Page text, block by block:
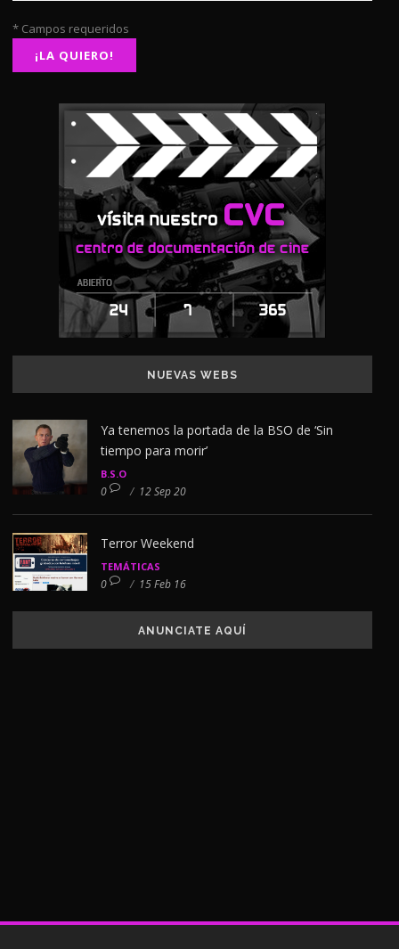
* Campos requeridos
NUEVAS WEBS
Ya tenemos la portada de la BSO de ‘Sin
tiempo para morir’
B.S.O
0 / 12 Sep 20
Terror Weekend
TEMÁTICAS
0 / 15 Feb 16
ANUNCIATE AQUÍ